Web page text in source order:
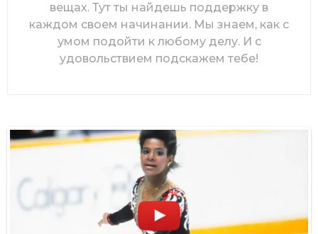
вещах. Тут ты найдешь поддержку в
каждом своем начинании. Мы знаем, как с
умом подойти к любому делу. И с
удовольствием подскажем тебе!